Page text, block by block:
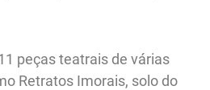
peças teatrais de várias
Retratos Imorais, solo do